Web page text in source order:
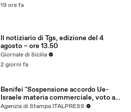
19 ore fa
Il notiziario di Tgs, edizione del 4
agosto – ore 13.50
Giornale di Sicilia
2 giorni fa
Benifei "Sospensione accordo Ue-
Israele materia commerciale, voto a
maggioranza"
Agenzia di Stampa ITALPRESS